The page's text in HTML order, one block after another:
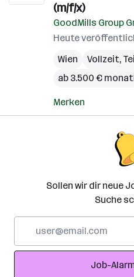
(m/f/x)
GoodMills Group
Heute
Wien
Vollzeit,
ab 3.500 €
Merken
Sollen wir dir neue
Suche
Adresse
Job-